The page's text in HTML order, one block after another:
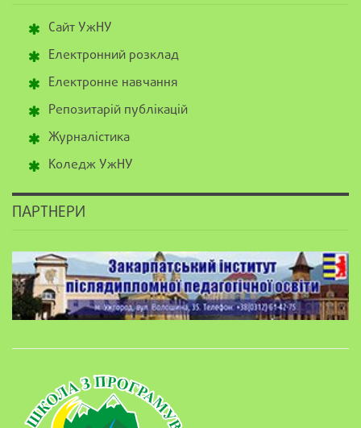
Сайт УжНУ
Електронний розклад
Електронне навчання
Репозитарій публікацій
Журналістика
Коледж УжНУ
ПАРТНЕРИ